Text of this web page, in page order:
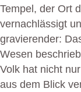
Tempel, der Ort
vernachlässigt
gravierender:
Wesen
Volk hat nicht
aus dem Blick